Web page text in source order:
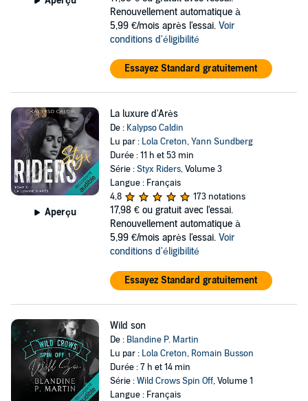
Renouvellement automatique à
5,99 €/mois après l'essai. Voir
conditions d'éligibilité
Essayez Standard gratuitement
Aperçu
La luxure d'Arès
De : Kalypso Caldin
Lu par : Lola Creton,Yann Sundberg
Durée : 11 h et 53 min
Série :Styx Riders, Volume 3
Langue : Français
4,8
173 notations
17,98 € ou gratuit avec l'essai.
Renouvellement automatique à
5,99 €/mois après l'essai. Voir
conditions d'éligibilité
Essayez Standard gratuitement
Wild son
De : Blandine P. Martin
Lu par : Lola Creton, Romain Busson
Durée : 7 h et 14 min
Série :Wild Crows Spin Off, Volume 1
Langue : Français